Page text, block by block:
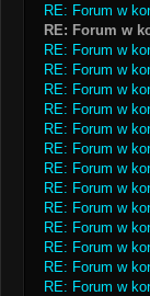
RE: Forum w
RE: Forum w
RE: Forum w
RE: Forum w
RE: Forum w
RE: Forum w
RE: Forum w
RE: Forum w
RE: Forum w
RE: Forum w
RE: Forum w
RE: Forum w
RE: Forum w
RE: Forum w
RE: Forum w